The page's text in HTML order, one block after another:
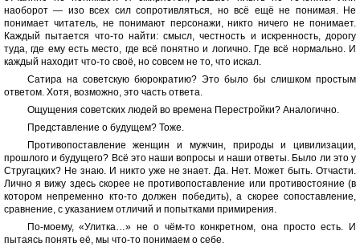
наоборот — изо всех сил сопротивляться, но всё ещё не понимая. Не
понимает читатель, не понимают персонажи, никто ничего не понимает.
Каждый пытается что-то найти: смысл, честность и искренность, дорогу
туда, где ему есть место, где всё понятно и логично. Где всё нормально. И
каждый находит что-то своё, но совсем не то, что искал.
Сатира на советскую бюрократию? Это было бы слишком простым
ответом. Хотя, возможно, это часть ответа.
Ощущения советских людей во времена Перестройки? Аналогично.
Представление о будущем? Тоже.
Противопоставление женщин и мужчин, природы и цивилизации,
прошлого и будущего? Всё это наши вопросы и наши ответы. Было ли это у
Стругацких? Не знаю. И никто уже не знает. Да. Нет. Может быть. Отчасти.
Лично я вижу здесь скорее не противопоставление или противостояние (в
котором непременно кто-то должен победить), а скорее сопоставление,
сравнение, с указанием отличий и попытками примирения.
По-моему, «Улитка…» не о чём-то конкретном, она просто есть. И
пытаясь понять её, мы что-то понимаем о себе.